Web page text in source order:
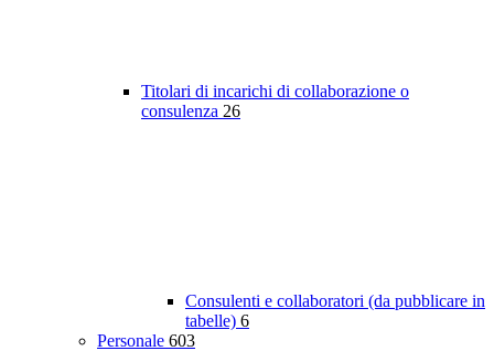
Titolari di incarichi di collaborazione o
consulenza 26
Consulenti e collaboratori (da pubblicare in
tabelle) 6
Personale 603